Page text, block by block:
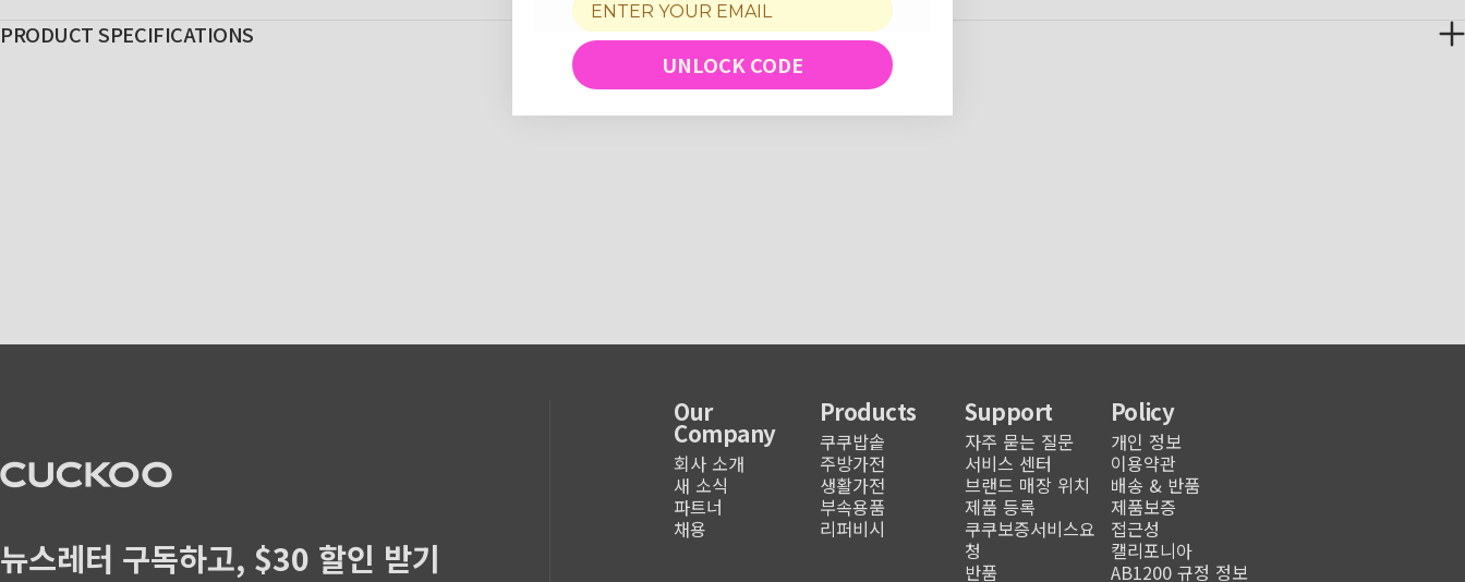
PRODUCT SPECIFICATIONS
Our
Company
회사 소개
새 소식
파트너
채용
Products
쿠쿠밥솥
주방가전
생활가전
부속용품
리퍼비시
Support
자주 묻는 질문
서비스 센터
브랜드 매장 위치
제품 등록
쿠쿠보증서비스요
청
반품
Policy
개인 정보
이용약관
배송 & 반품
제품보증
접근성
캘리포니아
AB1200 규정 정보
CUCKOO America
뉴스레터 구독하고, $30 할인 받기
UNLOCK CODE